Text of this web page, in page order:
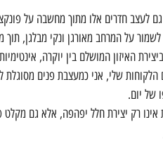
גם לעצב חדרים אלו מתוך מחשבה על
לשמור על המרחב מאורגן ונקי מבלגן,
האיזון המושלם בין יוקרה,
שלי, אני כמעצבת פנים מסוגלת
של יום.
רק יצירת חלל יפהפה, אלא גם מקלט